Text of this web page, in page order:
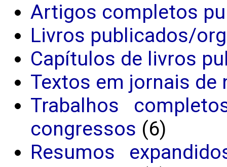
Artigos completos
Livros publicados/
Capítulos de livros
Textos em jornais
Trabalhos
congressos (6)
Resumos